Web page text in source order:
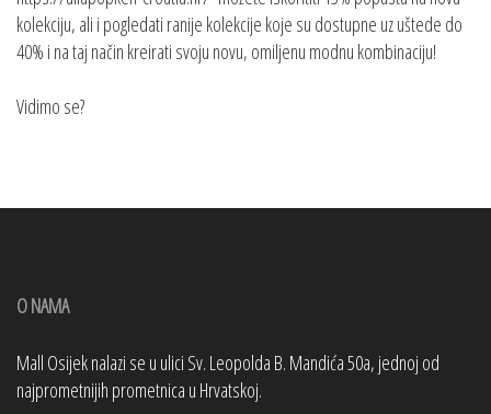
kolekciju, ali i pogledati ranije kolekcije koje su dostupne uz uštede do
40% i na taj način kreirati svoju novu, omiljenu modnu kombinaciju!
Vidimo se?
O NAMA
Mall Osijek nalazi se u ulici Sv. Leopolda B. Mandića 50a, jednoj od
najprometnijih prometnica u Hrvatskoj.